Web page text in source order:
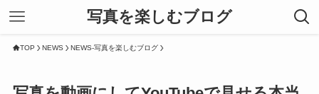
写真を楽しむブログ
TOP NEWS NEWS-写真を楽しむブログ